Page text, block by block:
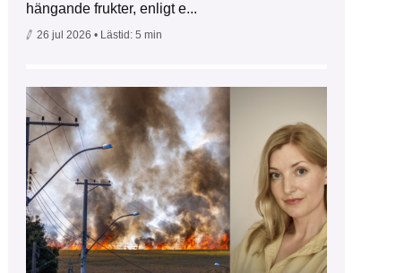
hängande frukter, enligt e...
26 jul 2026 • Lästid: 5 min